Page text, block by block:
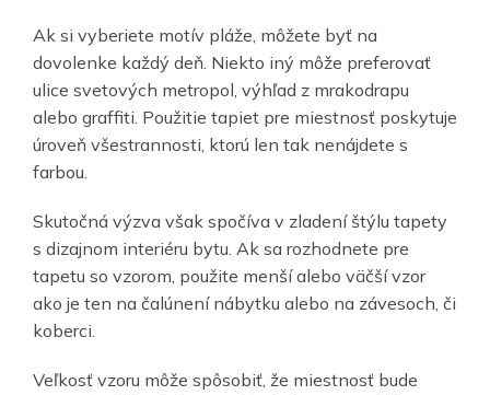
Ak si vyberiete motív pláže, môžete byť na
dovolenke každý deň. Niekto iný môže preferovať
ulice svetových metropol, výhľad z mrakodrapu
alebo graffiti. Použitie tapiet pre miestnosť poskytuje
úroveň všestrannosti, ktorú len tak nenájdete s
farbou.
Skutočná výzva však spočíva v zladení štýlu tapety
s dizajnom interiéru bytu. Ak sa rozhodnete pre
tapetu so vzorom, použite menší alebo väčší vzor
ako je ten na čalúnení nábytku alebo na závesoch, či
koberci.
Veľkosť vzoru môže spôsobiť, že miestnosť bude